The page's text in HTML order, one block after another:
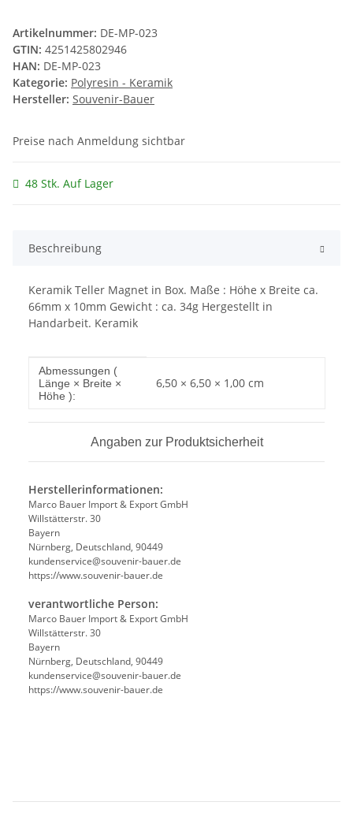
Artikelnummer: DE-MP-023
GTIN: 4251425802946
HAN: DE-MP-023
Kategorie: Polyresin - Keramik
Hersteller: Souvenir-Bauer
Preise nach Anmeldung sichtbar
48 Stk. Auf Lager
Beschreibung
Keramik Teller Magnet in Box. Maße : Höhe x Breite ca.
66mm x 10mm Gewicht : ca. 34g Hergestellt in
Handarbeit. Keramik
Produkteigenschaft
Wert
Abmessungen (
Länge × Breite ×
Höhe ):
6,50 × 6,50 × 1,00 cm
Angaben zur Produktsicherheit
Herstellerinformationen:
Marco Bauer Import & Export GmbH
Willstätterstr. 30
Bayern
Nürnberg, Deutschland, 90449
kundenservice@souvenir-bauer.de
https://www.souvenir-bauer.de
verantwortliche Person:
Marco Bauer Import & Export GmbH
Willstätterstr. 30
Bayern
Nürnberg, Deutschland, 90449
kundenservice@souvenir-bauer.de
https://www.souvenir-bauer.de